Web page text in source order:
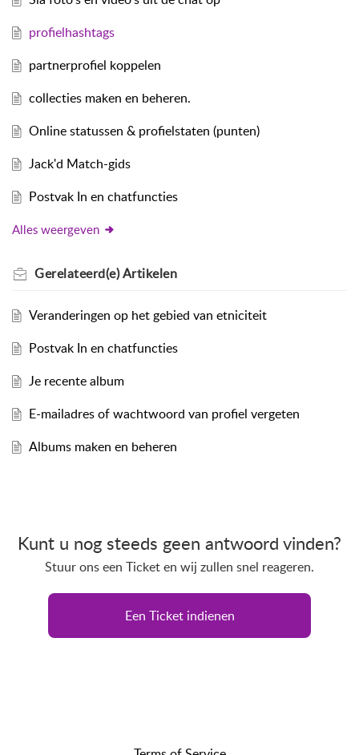
profielhashtags
partnerprofiel koppelen
collecties maken en beheren.
Online statussen & profielstaten (punten)
Jack'd Match-gids
Postvak In en chatfuncties
Alles weergeven
Gerelateerd(e)Artikelen
Veranderingen op het gebied van etniciteit
Postvak In en chatfuncties
Je recente album
E-mailadres of wachtwoord van profiel vergeten
Albums maken en beheren
Kunt u nog steeds geen antwoord vinden?
Stuur ons een Ticket en wij zullen snel reageren.
Een Ticket indienen